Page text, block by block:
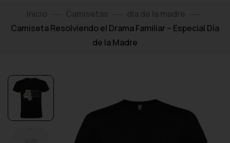
Inicio Camisetas
dia de la madre
Camiseta Resolviendo el Drama Familiar – Especial Día
de la Madre